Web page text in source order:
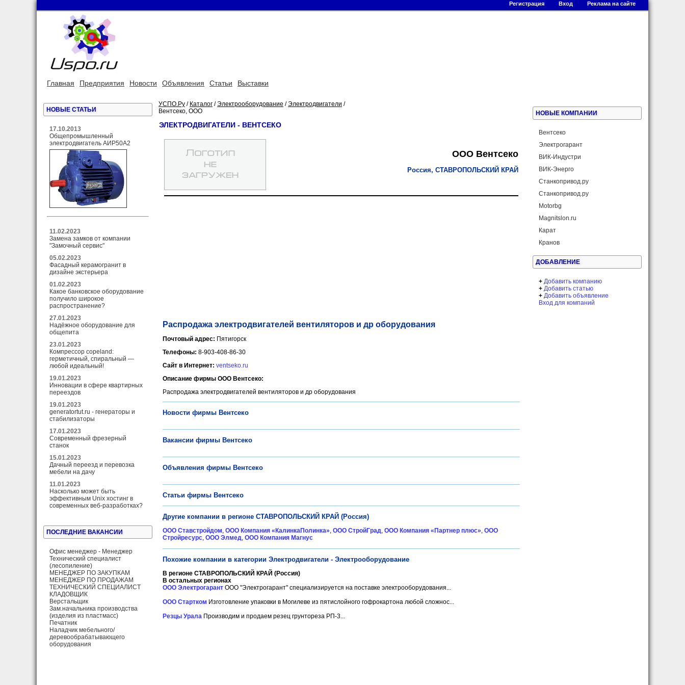
Регистрация Вход Реклама на сайте
Главная Предприятия Новости Объявления Статьи Выставки
НОВЫЕ СТАТЬИ
17.10.2013
Общепромышленный
электродвигатель АИР50А2
11.02.2023
Замена замков от компании
"Замочный сервис"
05.02.2023
Фасадный керамогранит в
дизайне экстерьера
01.02.2023
Какое банковское оборудование
получило широкое
распространение?
27.01.2023
Надёжное оборудование для
общепита
23.01.2023
Компрессор copeland:
герметичный, спиральный —
любой идеальный!
19.01.2023
Инновации в сфере квартирных
переездов
19.01.2023
generatortut.ru - генераторы и
стабилизаторы
17.01.2023
Современный фрезерный
станок
15.01.2023
Дачный переезд и перевозка
мебели на дачу
11.01.2023
Насколько может быть
эффективным Unix хостинг в
современных веб-разработках?
ПОСЛЕДНИЕ ВАКАНСИИ
Офис менеджер - Менеджер
Технический специалист
(лесопиление)
МЕНЕДЖЕР ПО ЗАКУПКАМ
МЕНЕДЖЕР ПО ПРОДАЖАМ
ТЕХНИЧЕСКИЙ СПЕЦИАЛИСТ
КЛАДОВЩИК
Верстальщик
Зам.начальника производства
(изделия из пластмасс)
Печатник
Наладчик мебельного/
деревообрабатывающего
оборудования
УСПО.Ру / Каталог /Электрооборудование /Электродвигатели /
Вентсеко, ООО
ЭЛЕКТРОДВИГАТЕЛИ - ВЕНТСЕКО
ООО Вентсеко
Россия, СТАВРОПОЛЬСКИЙ КРАЙ
Распродажа электродвигателей вентиляторов и др оборудования
Почтовый адрес: Пятигорск
Телефоны: 8-903-408-86-30
Сайт в Интернет: ventseko.ru
Описание фирмы ООО Вентсеко:
Распродажа электродвигателей вентиляторов и др оборудования
Новости фирмы Вентсеко
Вакансии фирмы Вентсеко
Объявления фирмы Вентсеко
Статьи фирмы Вентсеко
Другие компании в регионе СТАВРОПОЛЬСКИЙ КРАЙ (Россия)
ООО Ставстройдом, ООО Компания «КалинкаПолинка», ООО СтройГрад, ООО Компания «Партнер плюс», ООО
Стройресурс, ООО Элмед, ООО Компания Магнус
Похожие компании в категории Электродвигатели - Электрооборудование
В регионе СТАВРОПОЛЬСКИЙ КРАЙ (Россия)
В остальных регионах
ООО Электрогарант ООО "Электрогарант" специализируется на поставке электрооборудования...
ООО Стартком Изготовление упаковки в Могилеве из пятислойного гофрокартона любой сложнос...
Резцы Урала Производим и продаем резец грунтореза РП-3...
НОВЫЕ КОМПАНИИ
Вентсеко
Электрогарант
ВИК-Индустри
ВИК-Энерго
Станкопривод.ру
Станкопривод.ру
Motorbg
Magnitslon.ru
Карат
Кранов
ДОБАВЛЕНИЕ
+ Добавить компанию
+ Добавить статью
+ Добавить объявление
Вход для компаний